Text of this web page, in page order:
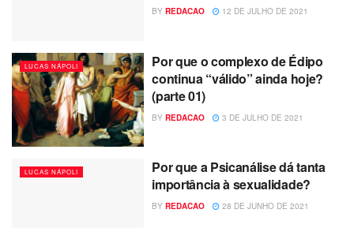
BY REDACAO 12 DE JULHO DE 2021
LUCAS NÁPOLI
Por que o complexo de Édipo
continua “válido” ainda hoje?
(parte 01)
BY REDACAO 3 DE JULHO DE 2021
LUCAS NÁPOLI
Por que a Psicanálise dá tanta
importância à sexualidade?
BY REDACAO 28 DE JUNHO DE 2021